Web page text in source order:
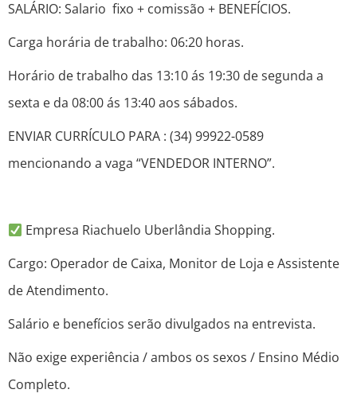
SALÁRIO: Salario fixo + comissão + BENEFÍCIOS. ⠀
Carga horária de trabalho: 06:20 horas.
Horário de trabalho das 13:10 ás 19:30 de segunda a
sexta e da 08:00 ás 13:40 aos sábados.
ENVIAR CURRÍCULO PARA : (34) 99922-0589
mencionando a vaga “VENDEDOR INTERNO”.
Empresa Riachuelo Uberlândia Shopping.
Cargo: Operador de Caixa, Monitor de Loja e Assistente
de Atendimento.
Salário e benefícios serão divulgados na entrevista.
Não exige experiência / ambos os sexos / Ensino Médio
Completo.